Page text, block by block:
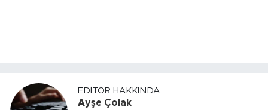
EDITÖR HAKKINDA
Ayşe Çolak